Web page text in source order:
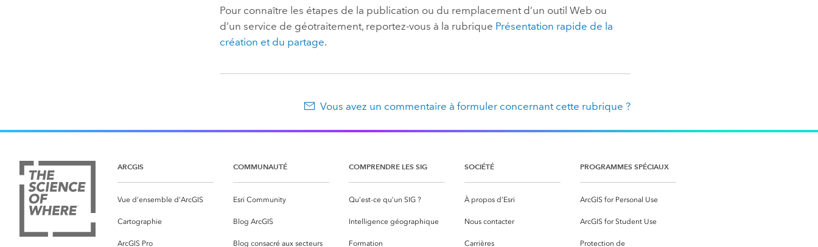
Pour connaître les étapes de la publication ou du remplacement d’un outil Web ou
d’un service de géotraitement, reportez-vous à la rubrique Présentation rapide de la
création et du partage.
Vous avez un commentaire à formuler concernant cette rubrique ?
ARCGIS
Vue d’ensemble d’ArcGIS
Cartographie
ArcGIS Pro
COMMUNAUTÉ
Esri Community
Blog ArcGIS
Blog consacré aux secteurs
COMPRENDRE LES SIG
Qu’est-ce qu’un SIG ?
Intelligence géographique
Formation
SOCIÉTÉ
À propos d’Esri
Nous contacter
Carrières
PROGRAMMES SPÉCIAUX
ArcGIS for Personal Use
ArcGIS for Student Use
Protection de